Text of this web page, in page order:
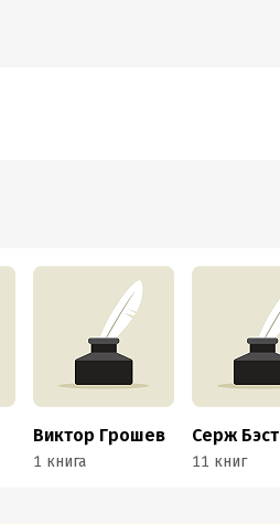
Виктор Грошев
1 книга
Серж Бэст
11 книг